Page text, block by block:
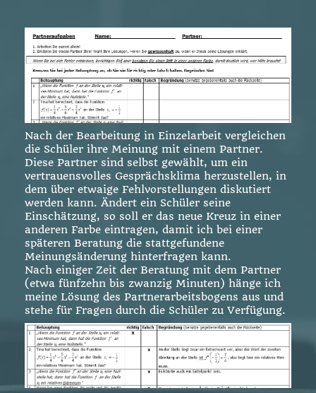
Nach der Bearbeitung in Einzelarbeit vergleichen
die Schüler ihre Meinung mit einem Partner.
Diese Partner sind selbst gewählt, um ein
vertrauensvolles Gesprächsklima herzustellen, in
dem über etwaige Fehlvorstellungen diskutiert
werden kann. Ändert ein Schüler seine
Einschätzung, so soll er das neue Kreuz in einer
anderen Farbe eintragen, damit ich bei einer
späteren Beratung die stattgefundene
Meinungsänderung hinterfragen kann.
Nach einiger Zeit der Beratung mit dem Partner
(etwa fünfzehn bis zwanzig Minuten) hänge ich
meine Lösung des Partnerarbeitsbogens aus und
stehe für Fragen durch die Schüler zu Verfügung.